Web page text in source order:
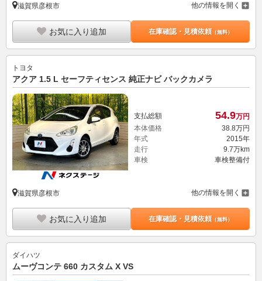
滋賀県彦根市 他の情報を開く
お気に入り追加 在庫確認・見積依頼（無料）
トヨタ
アクア 1.5 L セーフティセンス 純正ナビ バックカメラ
支払総額 54.9万円
本体価格
38. 8万円
年式
2015年
走行
9.7万km
車検
車検整備付
滋賀県彦根市 他の情報を開く
お気に入り追加 在庫確認・見積依頼（無料）
ダイハツ
ムーヴコンテ 660 カスタム X VS